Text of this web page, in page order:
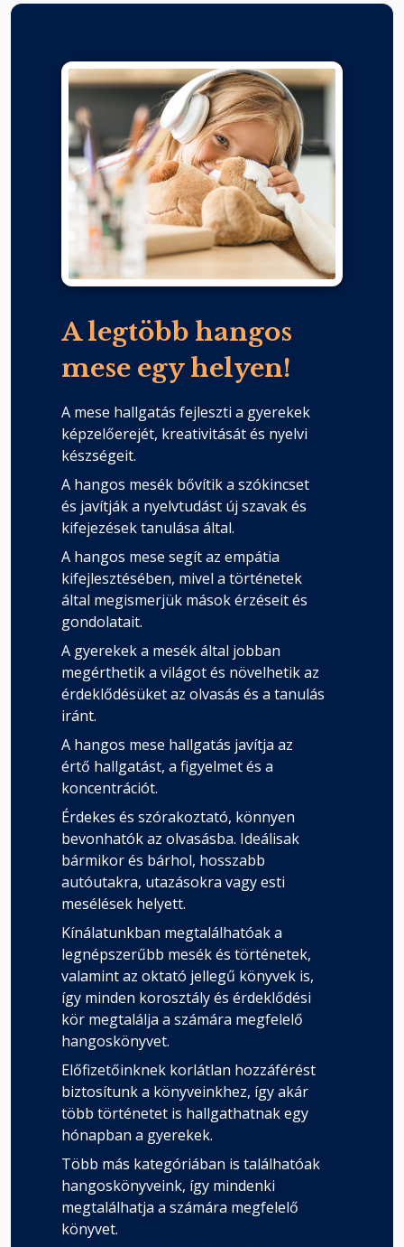
A legtöbb hangos
mese egy helyen!
A mese hallgatás fejleszti a gyerekek
képzelőerejét, kreativitását és nyelvi
készségeit.
A hangos mesék bővítik a szókincset
és javítják a nyelvtudást új szavak és
kifejezések tanulása által.
A hangos mese segít az empátia
kifejlesztésében, mivel a történetek
által megismerjük mások érzéseit és
gondolatait.
A gyerekek a mesék által jobban
megérthetik a világot és növelhetik az
érdeklődésüket az olvasás és a tanulás
iránt.
A hangos mese hallgatás javítja az
értő hallgatást, a figyelmet és a
koncentrációt.
Érdekes és szórakoztató, könnyen
bevonhatók az olvasásba. Ideálisak
bármikor és bárhol, hosszabb
autóutakra, utazásokra vagy esti
mesélések helyett.
Kínálatunkban megtalálhatóak a
legnépszerűbb mesék és történetek,
valamint az oktató jellegű könyvek is,
így minden korosztály és érdeklődési
kör megtalálja a számára megfelelő
hangoskönyvet.
Előfizetőinknek korlátlan hozzáférést
biztosítunk a könyveinkhez, így akár
több történetet is hallgathatnak egy
hónapban a gyerekek.
Több más kategóriában is találhatóak
hangoskönyveink, így mindenki
megtalálhatja a számára megfelelő
könyvet.